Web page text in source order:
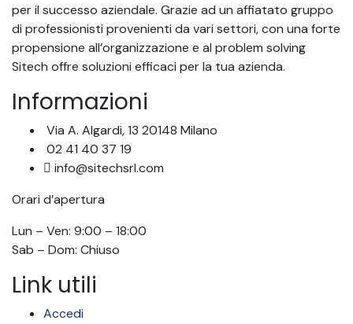
per il successo aziendale. Grazie ad un affiatato gruppo
di professionisti provenienti da vari settori, con una forte
propensione all’organizzazione e al problem solving
Sitech offre soluzioni efficaci per la tua azienda.
Informazioni
Via A. Algardi, 13 20148 Milano
02 41 40 37 19
info@sitechsrl.com
Orari d’apertura
Lun – Ven: 9:00 – 18:00
Sab – Dom: Chiuso
Link utili
Accedi